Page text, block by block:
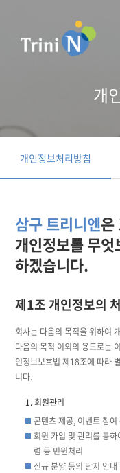
개
개인정보처리방침
삼구 트리니엔은
개인정보를 무
하겠습니다.
제1조 개인정보의
회사는 다음의 목적을 위하여
다음의 목적 이외의 용도로는
인정보보호법 제18조에 따라
니다.
회원관리
콘텐츠 제공, 이벤트 참
회원 가입 및 관리를 통
렴 등 민원처리
신규 분양 등의 단지 안